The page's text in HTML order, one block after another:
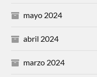
mayo 2024
abril 2024
marzo 2024